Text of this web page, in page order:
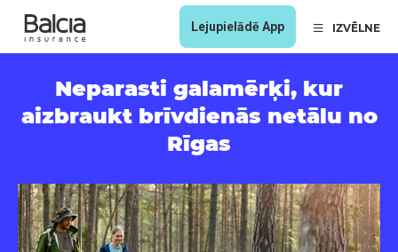
Lejupielādē App IZVĒLNE
Neparasti galamērķi, kur
aizbraukt brīvdienās netālu no
Rīgas